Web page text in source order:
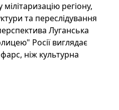
регіону,
та переслідування
Луганська
Росії виглядає
ніж культурна